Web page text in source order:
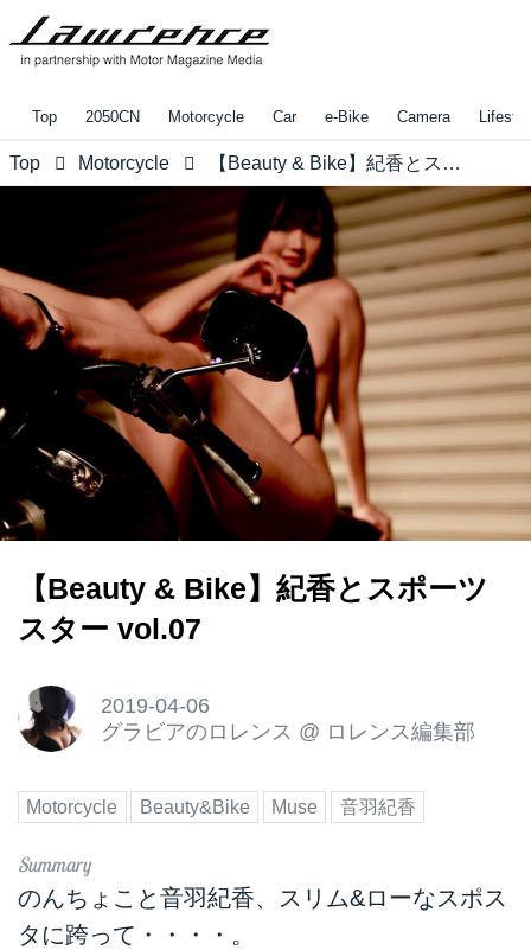
Top 2050CN Motorcycle Car e-Bike Camera
Top Motorcycle 【Beauty & Bike】紀香とスポーツスター vol.07
【Beauty & Bike】紀香とスポーツ
スター vol.07
2019-04-06
グラビアのロレンス @ ロレンス編集部
Motorcycle Beauty&Bike Muse 音羽紀香
のんちょこと音羽紀香、スリム&ローなスポス
タに跨って・・・・。